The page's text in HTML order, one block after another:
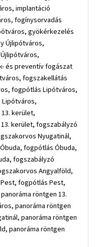
implantáció
fogínysorvadás
gyökérkezelés
Újlipótváros,
és preventív fogászat
fogszakellátás
fogpótlás Lipótváros,
kerület,
kerület, fogszabályzó
Nyugatinál,
fogpótlás Óbuda,
fogszabályzó
Angyalföld,
fogpótlás Pest,
röntgen 13.
panoráma röntgen
panoráma röntgen
panoráma röntgen